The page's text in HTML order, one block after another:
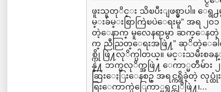
ဖူးသူတုိင္း သိၿပီးျဖစ္မွာပါ။ ေ
မ္းခ်မ္းစြာကြဲၿပဲေရးမူ” အရ ၂၀
တဲ့ေနာက္ မူလေနရာမွာ ဆက္ေန
က္ ညီညြတ္ေရးအဖြဲ႔” ဆုိတဲ့ေခါ
စ္ကို ဖြဲ႔လုိက္ပါတယ္။ မင္းသမီးစ
န္နဲ႔ ဘက္မလုိက္အဖြဲ႔ ေကာ္မတီမ်ား
ဆြးေႏြးေနစဥ္ အရင္ကရွိခဲ့တဲ့
ရြးေကာက္ပဲြေကာ္မရွင္ကုိဖြဲ႔၊...